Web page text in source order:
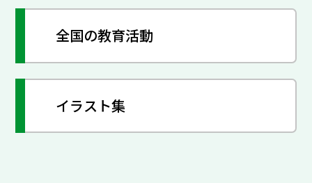
全国の教育活動
イラスト集